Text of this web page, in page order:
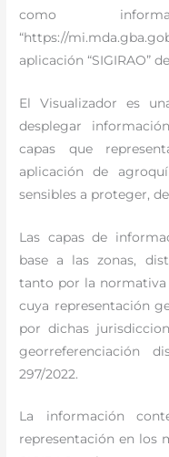
como
“https://
aplicación “SIGIRAO”
El Visualizador es
desplegar
capas que
aplicación de
sensibles a proteger,
Las capas de
base a las zonas,
tanto por la
cuya representación
por dichas
georreferenciación
297/2022.
La información
representación en los